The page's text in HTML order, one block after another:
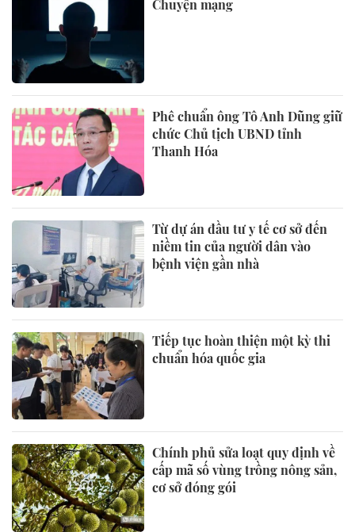
Chuyện mạng
Phê chuẩn ông Tô Anh Dũng giữ
chức Chủ tịch UBND tỉnh
Thanh Hóa
Từ dự án đầu tư y tế cơ sở đến
niềm tin của người dân vào
bệnh viện gần nhà
Tiếp tục hoàn thiện một kỳ thi
chuẩn hóa quốc gia
Chính phủ sửa loạt quy định về
cấp mã số vùng trồng nông sản,
cơ sở đóng gói